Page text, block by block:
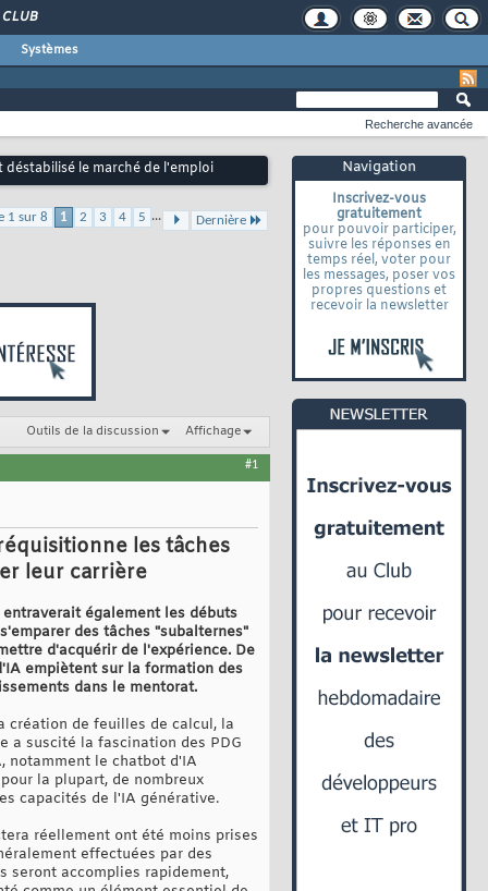
CLUB
Systèmes
Navigation
Inscrivez-vous
gratuitement
pour pouvoir participer,
suivre les réponses en
temps réel, voter pour
les messages, poser vos
propres questions et
recevoir la newsletter
Recherche avancée
le marché de l'emploi
1 sur 8 1 2 3 4 5 ... Dernière
Outils de la discussion Affichage
#1
les tâches
leur carrière
également les débuts
des tâches "subalternes"
d'acquérir de l'expérience. De
empiètent sur la formation des
dans le mentorat.
création de feuilles de calcul, la
a suscité la fascination des PDG
notamment le chatbot d'IA
la plupart, de nombreux
capacités de l'IA générative.
réellement ont été moins prises
effectuées par des
seront accomplies rapidement,